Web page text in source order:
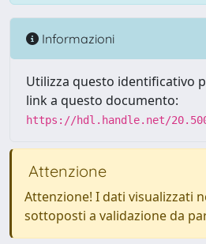
Informazioni
Utilizza questo identificativo
link a questo documento:
https://hdl.handle.net/
Attenzione
Attenzione! I dati visualizzati
sottoposti a validazione da